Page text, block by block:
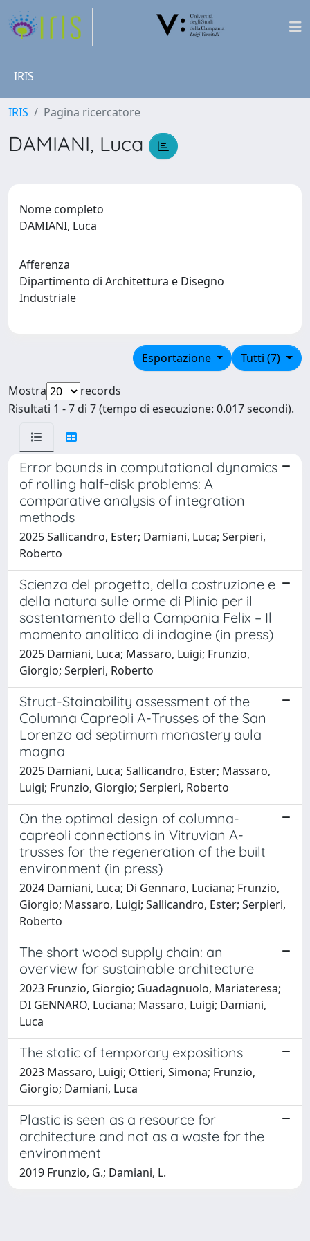
IRIS
IRIS Pagina ricercatore
DAMIANI, Luca
Nome completo
DAMIANI, Luca
Afferenza
Dipartimento di Architettura e Disegno
Industriale
Tutti (7)
Esportazione
Mostra
records
Risultati 1 - 7 di 7 (tempo di esecuzione: 0.017 secondi).
Error bounds in computational dynamics
of rolling half-disk problems: A
comparative analysis of integration
methods
2025 Sallicandro, Ester; Damiani, Luca; Serpieri,
Roberto
Scienza del progetto, della costruzione e
della natura sulle orme di Plinio per il
sostentamento della Campania Felix – Il
momento analitico di indagine (in press)
2025 Damiani, Luca; Massaro, Luigi; Frunzio,
Giorgio; Serpieri, Roberto
Struct-Stainability assessment of the
Columna Capreoli A-Trusses of the San
Lorenzo ad septimum monastery aula
magna
2025 Damiani, Luca; Sallicandro, Ester; Massaro,
Luigi; Frunzio, Giorgio; Serpieri, Roberto
On the optimal design of columna-
capreoli connections in Vitruvian A-
trusses for the regeneration of the built
environment (in press)
2024 Damiani, Luca; Di Gennaro, Luciana; Frunzio,
Giorgio; Massaro, Luigi; Sallicandro, Ester; Serpieri,
Roberto
The short wood supply chain: an
overview for sustainable architecture
2023 Frunzio, Giorgio; Guadagnuolo, Mariateresa;
DI GENNARO, Luciana; Massaro, Luigi; Damiani,
Luca
The static of temporary expositions
2023 Massaro, Luigi; Ottieri, Simona; Frunzio,
Giorgio; Damiani, Luca
Plastic is seen as a resource for
architecture and not as a waste for the
environment
2019 Frunzio, G.; Damiani, L.